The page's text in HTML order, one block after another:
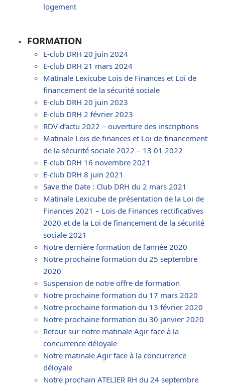
logement
FORMATION
E-club DRH 20 juin 2024
E-club DRH 21 mars 2024
Matinale Lexicube Lois de Finances et Loi de
financement de la sécurité sociale
E-club DRH 20 juin 2023
E-club DRH 2 février 2023
RDV d’actu 2022 – ouverture des inscriptions
Matinale Lois de finances et Loi de financement
de la sécurité sociale 2022 – 13 01 2022
E-club DRH 16 novembre 2021
E-club DRH 8 juin 2021
Save the Date : Club DRH du 2 mars 2021
Matinale Lexicube de présentation de la Loi de
Finances 2021 – Lois de Finances rectificatives
2020 et de la Loi de financement de la sécurité
sociale 2021
Notre dernière formation de l’année 2020
Notre prochaine formation du 25 septembre
2020
Suspension de notre offre de formation
Notre prochaine formation du 17 mars 2020
Notre prochaine formation du 13 février 2020
Notre prochaine formation du 30 janvier 2020
Retour sur notre matinale Agir face à la
concurrence déloyale
Notre matinale Agir face à la concurrence
déloyale
Notre prochain ATELIER RH du 24 septembre